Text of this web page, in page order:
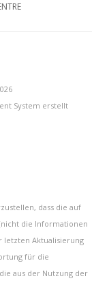
System erstellt
dass die auf
die Informationen
letzten Aktualisierung
für die
aus der Nutzung der